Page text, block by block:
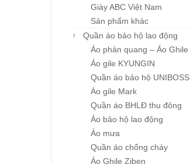
Giày ABC Việt Nam
Sản phẩm khác
Quần áo bảo hộ lao động
Áo phản quang – Áo Ghile
Áo gile KYUNGIN
Quần áo bảo hộ UNIBOSS
Áo gile Mark
Quần áo BHLĐ thu đông
Áo bảo hộ lao động
Áo mưa
Quần áo chống cháy
Áo Ghile Ziben